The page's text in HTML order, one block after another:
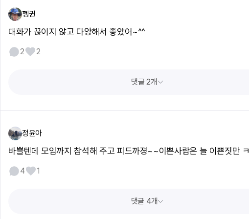
펭귄
대화가 끊이지 않고 다양해서 좋았어~^^
2 2
댓글 2개
정윤아
바쁠텐데 모임까지 참석해 주고 피드까졍~~이쁜사람은 늘 이쁜짓만 ㅋ
4 1
댓글 4개